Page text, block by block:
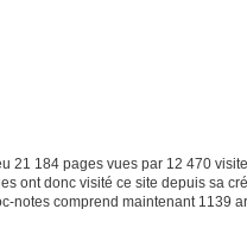
21 184 pages vues par 12 470
ont donc visité ce site depuis sa
notes comprend maintenant 1139